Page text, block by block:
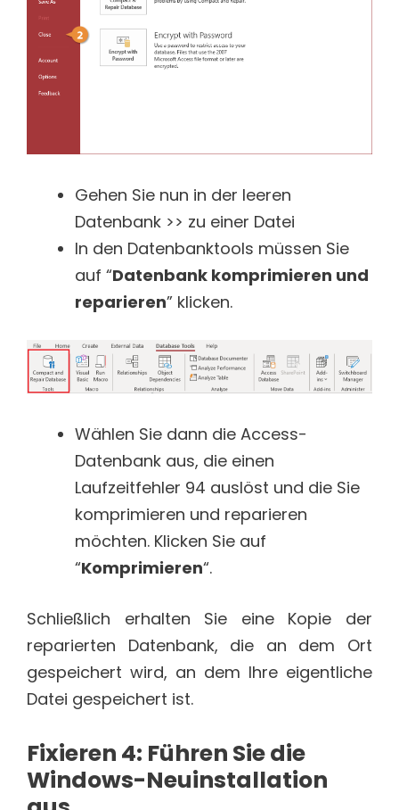
Gehen Sie nun in der leeren
Datenbank >> zu einer Datei
In den Datenbanktools müssen Sie
auf “Datenbank komprimieren und
reparieren” klicken.
Wählen Sie dann die Access-
Datenbank aus, die einen
Laufzeitfehler 94 auslöst und die Sie
komprimieren und reparieren
möchten. Klicken Sie auf
“Komprimieren“.
Schließlich erhalten Sie eine Kopie der
reparierten Datenbank, die an dem Ort
gespeichert wird, an dem Ihre eigentliche
Datei gespeichert ist.
Fixieren 4: Führen Sie die
Windows-Neuinstallation